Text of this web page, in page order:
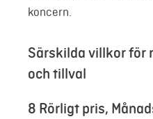
koncern.
Särskilda villkor för
och tillval
8 Rörligt pris,